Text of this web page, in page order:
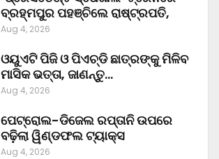
ବ୍ରହ୍ମପୁର ପହଞ୍ଚିଲେ ରାଷ୍ଟ୍ରପତି,
Aug 4, 2026
ଓୟୁଏଟି ପିଜି ଓ ପିଏଚ୍‌ଡି ଛାତ୍ରଙ୍କୁ ମିଳିବ
ମାସିକ ଭତ୍ତା, ଜାଣନ୍ତୁ…
Aug 4, 2026
ପେଟ୍ରୋଲ-ଡିଜେଲ ରପ୍ତାନି ଉପରେ
ବଢ଼ିଲା ୱିଣ୍ଡଫଲ ଟ୍ୟାକ୍ସ
Aug 4, 2026